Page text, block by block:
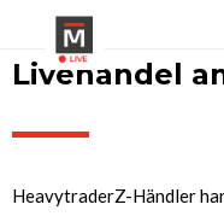
Livehandel
HeavytraderZ-Händler